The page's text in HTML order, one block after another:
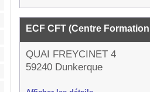
ECF CFT (Centre
QUAI FREYCINET 4
59240 Dunkerque